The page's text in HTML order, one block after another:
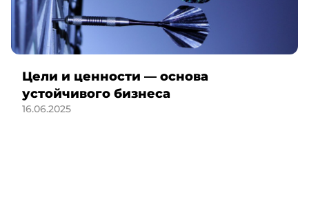
Цели и ценности — основа
устойчивого бизнеса
16.06.2025